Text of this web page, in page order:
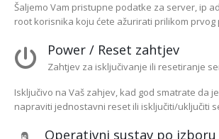
Šaljemo Vam pristupne podatke za server, ip
root korisnika koju ćete ažurirati prilikom
Power / Reset zahtjev
Zahtjev za isključivanje ili resetiranje
Isključivo na Vaš zahjev, kad god smatrate da
napraviti jednostavni reset ili isključiti/uključiti
Operativni sustav po izboru